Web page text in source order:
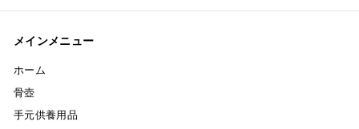
メインメニュー
ホーム
骨壺
手元供養用品